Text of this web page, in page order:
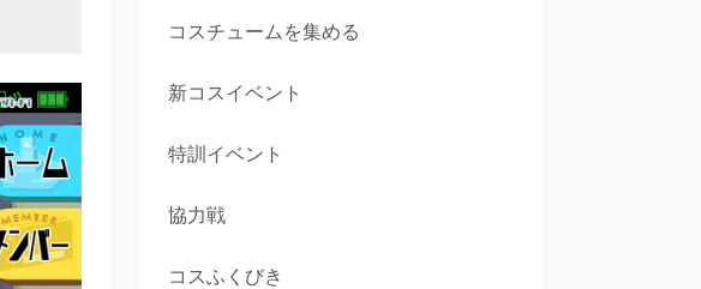
コスチュームを集める
新コスイベント
特訓イベント
協力戦
コスふくびき